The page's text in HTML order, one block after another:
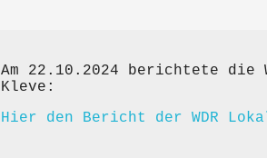
Am 22.10.2024 berichtete die
Kleve:
Hier den Bericht der WDR